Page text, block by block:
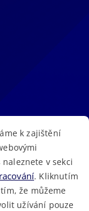
k zajištění
v sekci
. Kliknutím
že můžeme
užívání pouze